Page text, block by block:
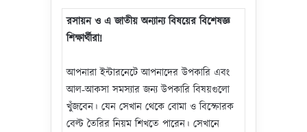
রসায়ন ও এ জাতীয় অন্যান্য বিষয়ের বিশেষজ্ঞ
শিক্ষার্থীরা!
আপনারা ইন্টারনেটে আপনাদের উপকারি এবং
আল-আকসা সমস্যার জন্য উপকারি বিষয়গুলো
খুঁজবেন। যেন সেখান থেকে বোমা ও বিস্ফোরক
বেল্ট তৈরির নিয়ম শিখতে পারেন। সেখানে